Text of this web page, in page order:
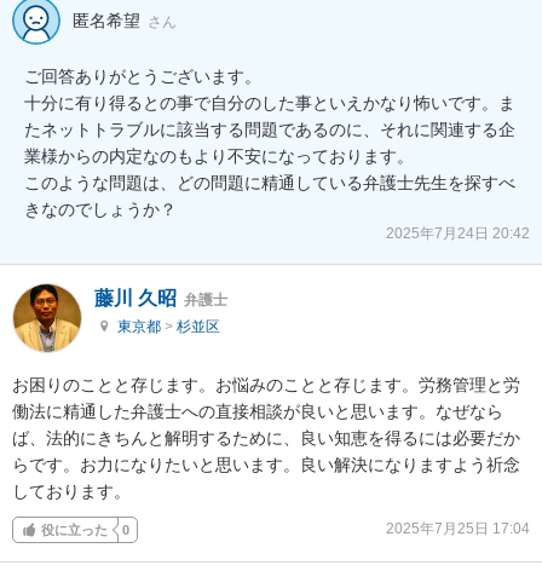
匿名希望 さん
ご回答ありがとうございます。
十分に有り得るとの事で自分のした事といえかなり怖いです。ま
たネットトラブルに該当する問題であるのに、それに関連する企
業様からの内定なのもより不安になっております。
このような問題は、どの問題に精通している弁護士先生を探すべ
きなのでしょうか？
2025年7月24日 20:42
藤川 久昭 弁護士
東京都 > 杉並区
お困りのことと存じます。お悩みのことと存じます。労務管理と労
働法に精通した弁護士への直接相談が良いと思います。なぜなら
ば、法的にきちんと解明するために、良い知恵を得るには必要だか
らです。お力になりたいと思います。良い解決になりますよう祈念
しております。
役に立った 0 2025年7月25日 17:04